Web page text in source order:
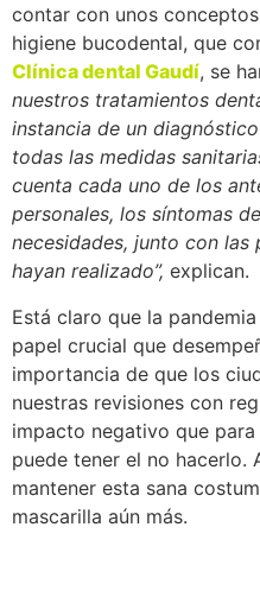
contar con unos
higiene bucodental, que
Clínica dental Gaudí, se
nuestros tratamientos
instancia de un
todas las medidas
cuenta cada uno de los
personales, los síntomas
necesidades, junto con las
hayan realizado”, explican.
Está claro que la
papel crucial que
importancia de que los
nuestras revisiones con
impacto negativo que
puede tener el no hacerlo.
mantener esta sana
mascarilla aún más.